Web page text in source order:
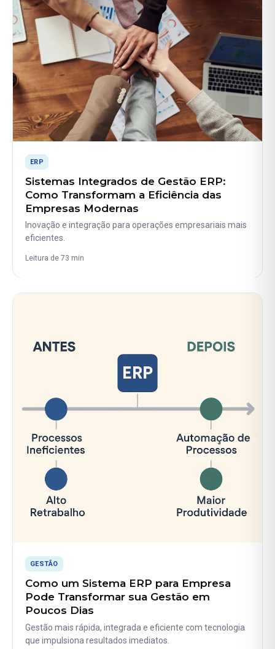
ERP
Sistemas Integrados de Gestão ERP:
Como Transformam a Eficiência das
Empresas Modernas
Inovação e integração para operações empresariais mais
eficientes.
Leitura de 73 min
GESTÃO
Como um Sistema ERP para Empresa
Pode Transformar sua Gestão em
Poucos Dias
Gestão mais rápida, integrada e eficiente com tecnologia
que impulsiona resultados imediatos.